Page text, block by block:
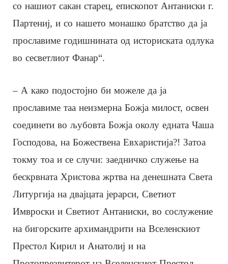
со нашиот сакан старец, епископот Антаниски г.
Партениј, и со нашето монашко братство да ја
прославиме годишнината од историската одлука
во сесветлиот Фанар“.
– А како подостојно би можеле да ја
прославиме таа неизмерна Божја милост, освен
соединети во љубовта Божја околу едната Чаша
Господова, на Божествена Евхаристија?! Затоа
токму тоа и се случи: заедничко служење на
бескрвната Христова жртва на денешната Света
Литургија на двајцата јерарси, Светиот
Имвроски и Светиот Антаниски, во сослужение
на бигорските архимандрити на Вселенскиот
Престол Кирил и Анатолиј и на